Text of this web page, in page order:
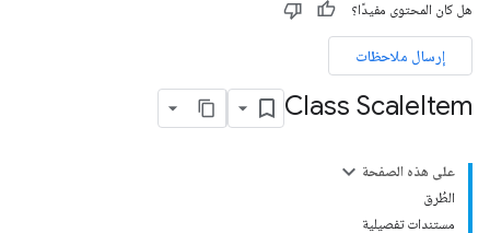
هل كان المحتوى مفيدًا؟
إرسال ملاحظات
Class ScaleItem
على هذه الصفحة
الطُرق
مستندات تفصيلية